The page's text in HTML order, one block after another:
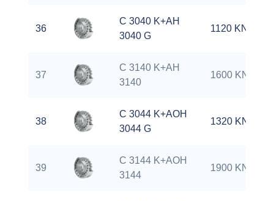
36
C 3040 K+AH
3040 G
1120 KN
37
C 3140 K+AH
3140
1600 KN
38
C 3044 K+AOH
3044 G
1320 KN
39
C 3144 K+AOH
3144
1900 KN